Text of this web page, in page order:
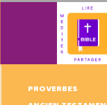
PROVERBES